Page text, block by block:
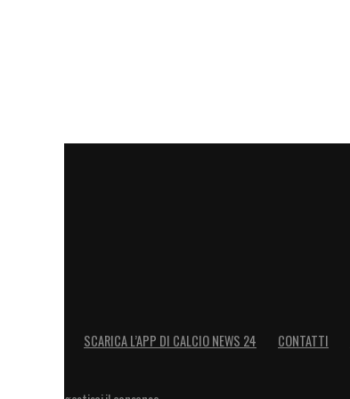
SCARICA L’APP DI CALCIO NEWS 24 CONTATTI